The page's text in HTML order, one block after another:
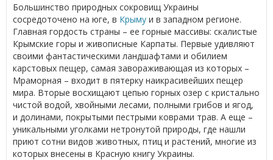
Большинство природных сокровищ Украины
сосредоточено на юге, в Крыму и в западном регионе.
Главная гордость страны – ее горные массивы: скалистые
Крымские горы и живописные Карпаты. Первые удивляют
своими фантастическими ландшафтами и обилием
карстовых пещер, самая завораживающая из которых –
Мраморная – входит в пятерку наикрасивейших пещер
мира. Вторые восхищают цепью горных озер с кристально
чистой водой, хвойными лесами, полными грибов и ягод,
и долинами, покрытыми пестрыми коврами трав. А еще –
уникальными уголками нетронутой природы, где нашли
приют сотни видов животных, птиц и растений, многие из
которых внесены в Красную книгу Украины.